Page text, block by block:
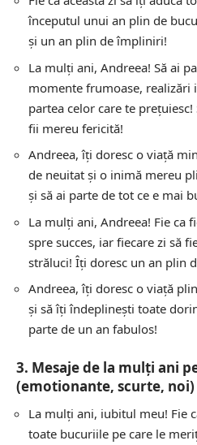
începutul unui an plin de
și un an plin de împliniri!
La mulți ani, Andreea! Să ai
momente frumoase,
partea celor care te
fii mereu fericită!
Andreea, îți doresc o viață
de neuitat și o inimă mereu
și să ai parte de tot ce e mai
La mulți ani, Andreea! Fie ca
spre succes, iar fiecare zi să
străluci! Îți doresc un an plin
Andreea, îți doresc o viață
și să îți îndeplinești toate
parte de un an fabulos!
3. Mesaje de la mulți ani
(emotionante, scurte, noi)
La mulți ani, iubitul meu! Fie
toate bucuriile pe care le